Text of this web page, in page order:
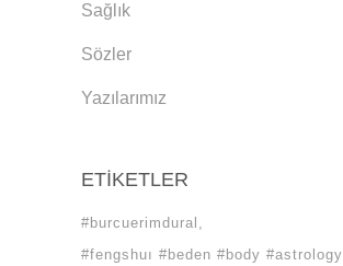
Sağlık
Sözler
Yazılarımız
ETIKETLER
#burcuerimdural
#fengshuı #beden #body #astrology